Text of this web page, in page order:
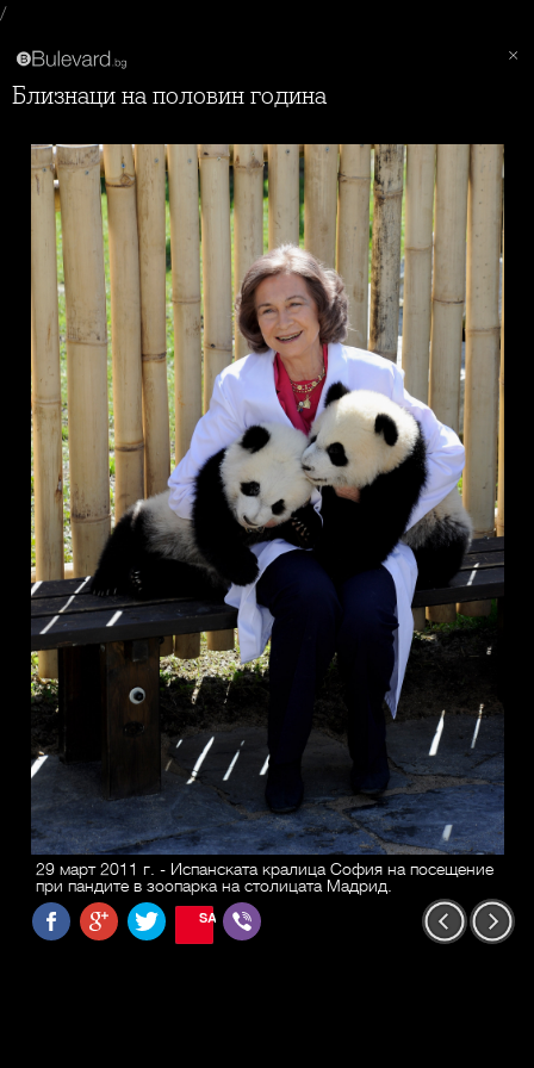
/
Близнаци на половин година
29 март 2011 г. - Испанската кралица София на посещение
при пандите в зоопарка на столицата Мадрид.
SAVE